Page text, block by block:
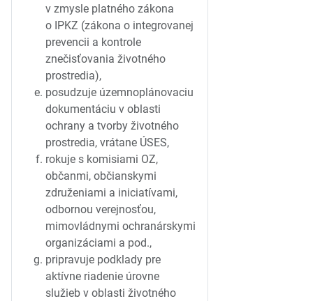
v zmysle platného zákona
o IPKZ (zákona o integrovanej
prevencii a kontrole
znečisťovania životného
prostredia),
posudzuje územnoplánovaciu
dokumentáciu v oblasti
ochrany a tvorby životného
prostredia, vrátane ÚSES,
rokuje s komisiami OZ,
občanmi, občianskymi
združeniami a iniciatívami,
odbornou verejnosťou,
mimovládnymi ochranárskymi
organizáciami a pod.,
pripravuje podklady pre
aktívne riadenie úrovne
služieb v oblasti životného